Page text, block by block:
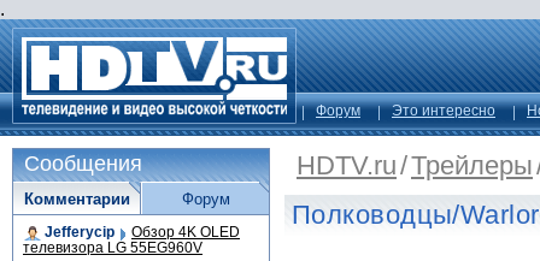
.
Форум Это интересно
HDTV.ru/Трейлеры
Полководцы/
Сообщения
Комментарии
Jefferycip Обзор 4K OLED
телевизора LG 55EG960V
Форум